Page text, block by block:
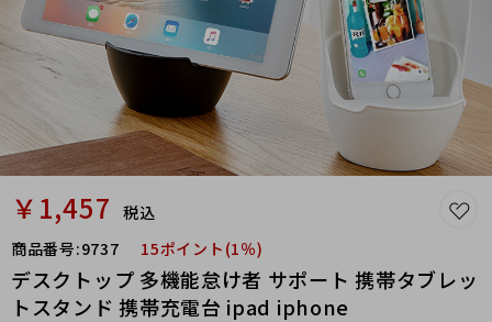
￥1,457
税込
商品番号:9737 15ポイント(1％)
デスクトップ 多機能怠け者 サポート 携帯タブレッ
トスタンド 携帯充電台 ipad iphone